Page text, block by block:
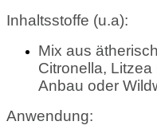
Inhaltsstoffe (u.a):
Mix aus
Citronella,
Anbau oder
Anwendung: